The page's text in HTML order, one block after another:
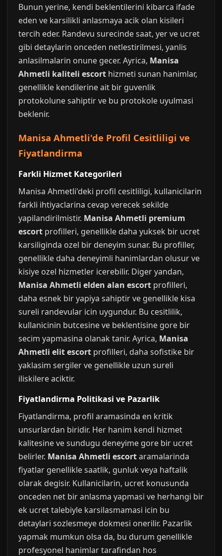
Bunun yerine, kendi beklentilerini kibarca ifade
eden ve karsilikli anlasmaya acik olan kisileri
tercih eder. Randevu surecinde saat, yer ve ucret
gibi detaylarin onceden netlestirilmesi, yanlis
anlasilmalarin onune gecer. Ayrica, Manisa
Ahmetli kaliteli escort hizmeti sunan hanimlar,
genellikle kendilerine ait bir guvenlik
protokolune sahiptir ve bu protokole uyulmasi
beklenir.
Manisa Ahmetli'de Profil Cesitliligi ve
Fiyatlandirma
Farkli Hizmet Kategorileri
Manisa Ahmetli'deki profil cesitliligi, kullanicilarin
farkli ihtiyaclarina cevap verecek sekilde
yapilandirilmistir. Manisa Ahmetli premium
escort profilleri, genellikle daha yuksek bir ucret
karsiliginda ozel bir deneyim sunar. Bu profiller,
genellikle daha deneyimli hanimlardan olusur ve
kisiye ozel hizmetler icerebilir. Diger yandan,
Manisa Ahmetli elden alan escort profilleri,
daha esnek bir yapiya sahiptir ve genellikle kisa
sureli randevular icin uygundur. Bu cesitlilik,
kullanicinin butcesine ve beklentisine gore bir
secim yapmasina olanak tanir. Ayrica, Manisa
Ahmetli elit escort profilleri, daha sofistike bir
yaklasim sergiler ve genellikle uzun sureli
iliskilere aciktir.
Fiyatlandirma Politikasi ve Pazarlik
Fiyatlandirma, profil aramasinda en kritik
unsurlardan biridir. Her hanim kendi hizmet
kalitesine ve sundugu deneyime gore bir ucret
belirler. Manisa Ahmetli escortaramalarinda
fiyatlar genellikle saatlik, gunluk veya haftalik
olarak degisir. Kullanicilarin, ucret konusunda
onceden net bir anlasma yapmasi ve herhangi bir
ek ucret talebiyle karsilasmamasi icin bu
detaylari sozlesmeye dokmesi onerilir. Pazarlik
yapmak mumkun olsa da, bu durum genellikle
profesyonel hanimlar tarafindan hos